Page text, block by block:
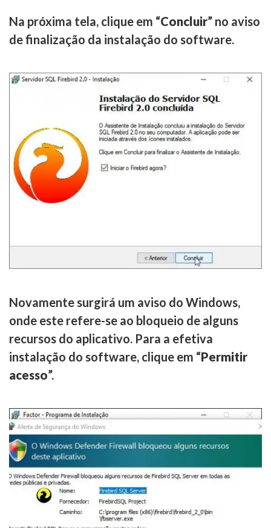
Na próxima tela, clique em “Concluir” no aviso
de finalização da instalação do software.
Novamente surgirá um aviso do Windows,
onde este refere-se ao bloqueio de alguns
recursos do aplicativo. Para a efetiva
instalação do software, clique em “Permitir
acesso”.